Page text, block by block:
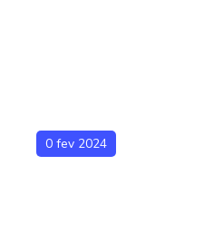
0 fev 2024